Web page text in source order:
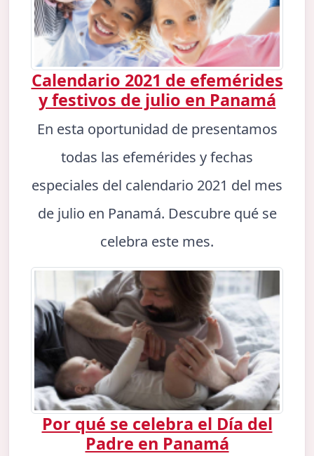
Calendario 2021 de efemérides
y festivos de julio en Panamá
En esta oportunidad de presentamos
todas las efemérides y fechas
especiales del calendario 2021 del mes
de julio en Panamá. Descubre qué se
celebra este mes.
Por qué se celebra el Día del
Padre en Panamá